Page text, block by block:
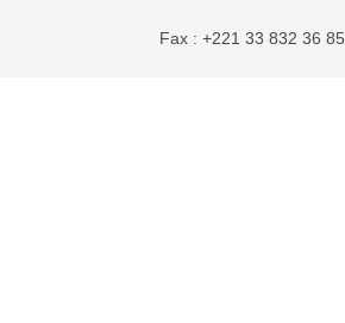
Fax : +221 33 832 36 85